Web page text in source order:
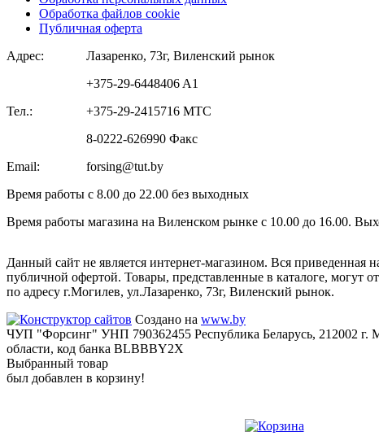
Обработка файлов cookie
Публичная оферта
Адрес:
Лазаренко, 73г, Виленский рынок
Тел.:
+375-29-6448406 A1
+375-29-2415716 МТС
8-0222-626990 Факс
Email:
forsing@tut.by
Время работы с 8.00 до 22.00 без выходных
Время работы магазина на Виленском рынке с 10.00 до 16.00.
Данный сайт не является интернет-магазином. Вся
публичной офертой. Товары, представленные в каталоге, могут
по адресу г.Могилев, ул.Лазаренко, 73г, Виленский рынок.
Создано на www.by
ЧУП "Форсинг" УНП 790362455 Республика Беларусь, 212002 г.
области, код банка BLBBBY2X
Выбранный товар
был добавлен в корзину!